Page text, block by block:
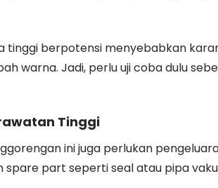
tinggi berpotensi menyebabkan
warna. Jadi, perlu uji coba dulu
Tinggi
ini juga perlukan
part seperti seal atau pipa